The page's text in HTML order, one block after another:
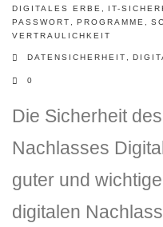
Internetsuche
Digitaler Nachlass
DIGITALES ERBE
IT-
PASSWORT
PROGRAMME
VERTRAULICHKEIT
DATENSICHERHEIT
0
Die Sicherheit
Nachlasses
guter und
digitalen